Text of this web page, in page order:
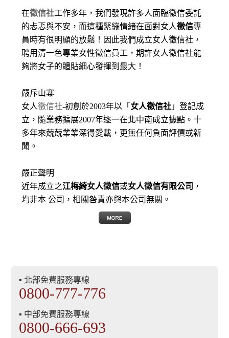
在徵信社工作多年，我們發現許多人面臨徵信委託
的忐忑與不安，而這種緊繃情緒在面對女人徵信專
員時有很明顯的放鬆！因此我們成立女人徵信社，
聘用清一色專業女性徵信員工，期許女人徵信社能
夠將女子的體貼細心發揮到最大 ！
嚴斥山寨
女人徵信社-初創於2003年以「 女人徵信社 」登記成
立，隨業務擴展2007年逐一在北中南成立據點。十
多年來兢兢業業深得愛載，更無任何負面評價或新
聞。
嚴正聲明
近年成立之江梅綺女人徵信或女人徵信有限公司 ，
均非本 公司，相關咎責亦與本公司無關。
▪ 北部免費服務專線
0800-777-776
▪ 中部免費服務專線
0800-666-693